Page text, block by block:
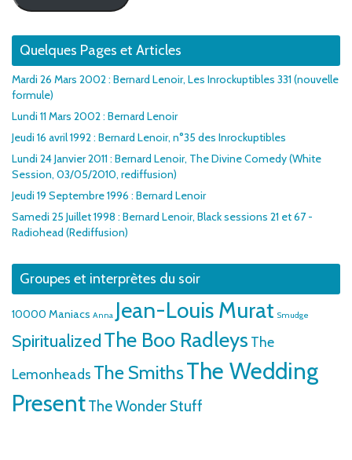
Quelques Pages et Articles
Mardi 26 Mars 2002 : Bernard Lenoir, Les Inrockuptibles 331 (nouvelle
formule)
Lundi 11 Mars 2002 : Bernard Lenoir
Jeudi 16 avril 1992 : Bernard Lenoir, n°35 des Inrockuptibles
Lundi 24 Janvier 2011 : Bernard Lenoir, The Divine Comedy (White
Session, 03/05/2010, rediffusion)
Jeudi 19 Septembre 1996 : Bernard Lenoir
Samedi 25 Juillet 1998 : Bernard Lenoir, Black sessions 21 et 67 -
Radiohead (Rediffusion)
Groupes et interprètes du soir
10000 Maniacs Anna Jean-Louis Murat Smudge
Spiritualized The Boo Radleys The
Lemonheads The SmithsThe Wedding
PresentThe Wonder Stuff